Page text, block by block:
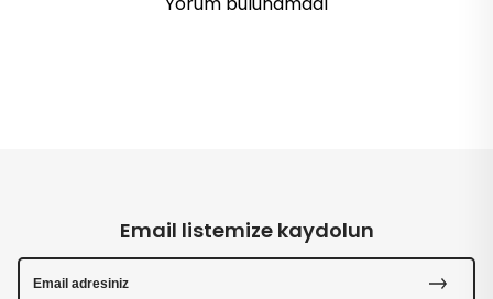
Email listemize kaydolun